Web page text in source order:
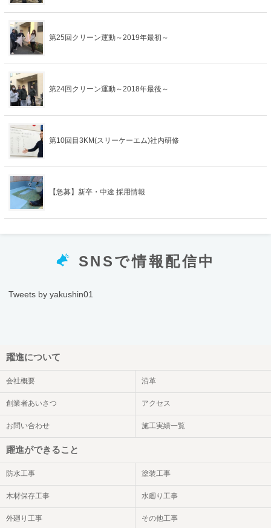
第25回クリーン運動～2019年最初～
第24回クリーン運動～2018年最後～
第10回目3KM(スリーケーエム)社内研修
【急募】新卒・中途 採用情報
SNSで情報配信中
Tweets by yakushin01
躍進について
会社概要 沿革
創業者あいさつ アクセス
お問い合わせ 施工実績一覧
躍進ができること
防水工事 塗装工事
木材保存工事 水廻り工事
外廻り工事 その他工事